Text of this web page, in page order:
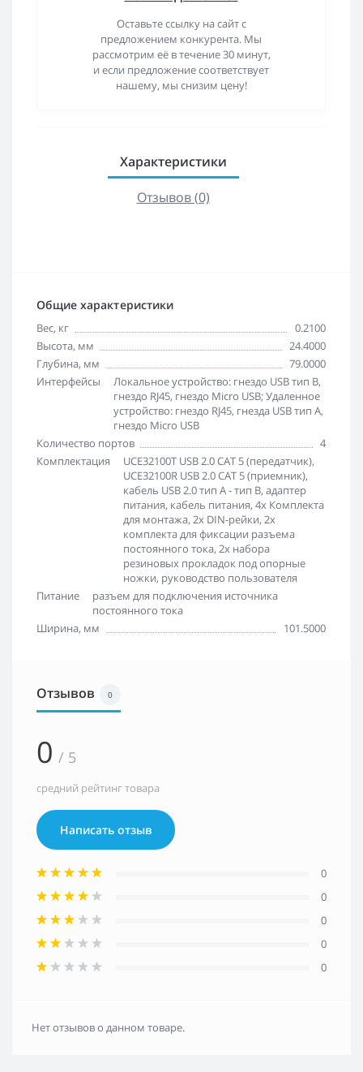
Оставьте ссылку на сайт с
предложением конкурента. Мы
рассмотрим её в течение 30 минут,
и если предложение соответствует
нашему, мы снизим цену!
Характеристики
Отзывов (0)
Общие характеристики
Вес, кг
0.2100
Высота, мм
24.4000
Глубина, мм
79.0000
Интерфейсы
Локальное устройство: гнездо USB тип В,
гнездо RJ45, гнездо Micro USB; Удаленное
устройство: гнездо RJ45, гнезда USB тип А,
гнездо Micro USB
Количество портов
4
Комплектация
UCE32100T USB 2.0 CAT 5 (передатчик),
UCE32100R USB 2.0 CAT 5 (приемник),
кабель USB 2.0 тип А - тип В, адаптер
питания, кабель питания, 4x Комплекта
для монтажа, 2x DIN-рейки, 2x
комплекта для фиксации разъема
постоянного тока, 2x набора
резиновых прокладок под опорные
ножки, руководство пользователя
Питание
разъем для подключения источника
постоянного тока
Ширина, мм
101.5000
Отзывов 0
0 / 5
средний рейтинг товара
Написать отзыв
0
0
0
0
0
Нет отзывов о данном товаре.